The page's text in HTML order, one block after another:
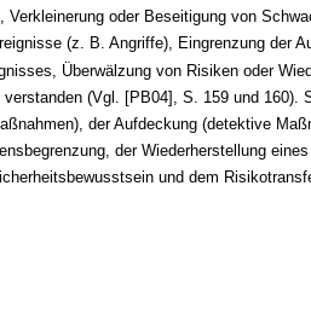
Verkleinerung oder Beseitigung von
(z. B. Angriffe), Eingrenzung der
Überwälzung von Risiken oder
(Vgl. [PB04], S. 159 und 160).
der Aufdeckung (detektive
der Wiederherstellung
und dem